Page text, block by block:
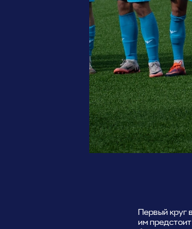
Первый круг
им